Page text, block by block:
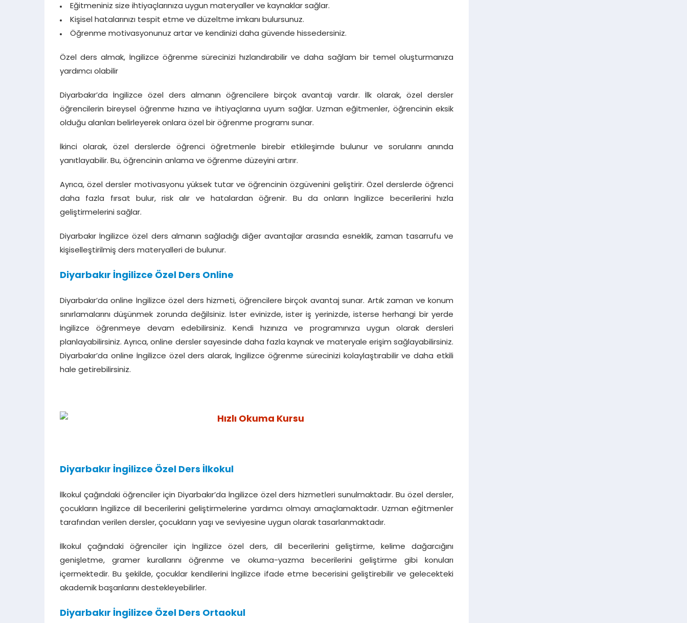
Eğitmeniniz size ihtiyaçlarınıza uygun materyaller ve kaynaklar sağlar.
Kişisel hatalarınızı tespit etme ve düzeltme imkanı bulursunuz.
Öğrenme motivasyonunuz artar ve kendinizi daha güvende hissedersiniz.
Özel ders almak, İngilizce öğrenme sürecinizi hızlandırabilir ve daha sağlam bir temel oluşturmanıza
yardımcı olabilir
Diyarbakır’da İngilizce özel ders almanın öğrencilere birçok avantajı vardır. İlk olarak, özel dersler
öğrencilerin bireysel öğrenme hızına ve ihtiyaçlarına uyum sağlar. Uzman eğitmenler, öğrencinin eksik
olduğu alanları belirleyerek onlara özel bir öğrenme programı sunar.
İkinci olarak, özel derslerde öğrenci öğretmenle birebir etkileşimde bulunur ve sorularını anında
yanıtlayabilir. Bu, öğrencinin anlama ve öğrenme düzeyini artırır.
Ayrıca, özel dersler motivasyonu yüksek tutar ve öğrencinin özgüvenini geliştirir. Özel derslerde öğrenci
daha fazla fırsat bulur, risk alır ve hatalardan öğrenir. Bu da onların İngilizce becerilerini hızla
geliştirmelerini sağlar.
Diyarbakır İngilizce özel ders almanın sağladığı diğer avantajlar arasında esneklik, zaman tasarrufu ve
kişiselleştirilmiş ders materyalleri de bulunur.
Diyarbakır İngilizce Özel Ders Online
Diyarbakır’da online İngilizce özel ders hizmeti, öğrencilere birçok avantaj sunar. Artık zaman ve konum
sınırlamalarını düşünmek zorunda değilsiniz. İster evinizde, ister iş yerinizde, isterse herhangi bir yerde
İngilizce öğrenmeye devam edebilirsiniz. Kendi hızınıza ve programınıza uygun olarak dersleri
planlayabilirsiniz. Ayrıca, online dersler sayesinde daha fazla kaynak ve materyale erişim sağlayabilirsiniz.
Diyarbakır’da online İngilizce özel ders alarak, İngilizce öğrenme sürecinizi kolaylaştırabilir ve daha etkili
hale getirebilirsiniz.
Diyarbakır İngilizce Özel Ders İlkokul
İlkokul çağındaki öğrenciler için Diyarbakır’da İngilizce özel ders hizmetleri sunulmaktadır. Bu özel dersler,
çocukların İngilizce dil becerilerini geliştirmelerine yardımcı olmayı amaçlamaktadır. Uzman eğitmenler
tarafından verilen dersler, çocukların yaşı ve seviyesine uygun olarak tasarlanmaktadır.
İlkokul çağındaki öğrenciler için İngilizce özel ders, dil becerilerini geliştirme, kelime dağarcığını
genişletme, gramer kurallarını öğrenme ve okuma-yazma becerilerini geliştirme gibi konuları
içermektedir. Bu şekilde, çocuklar kendilerini İngilizce ifade etme becerisini geliştirebilir ve gelecekteki
akademik başarılarını destekleyebilirler.
Diyarbakır İngilizce Özel Ders Ortaokul